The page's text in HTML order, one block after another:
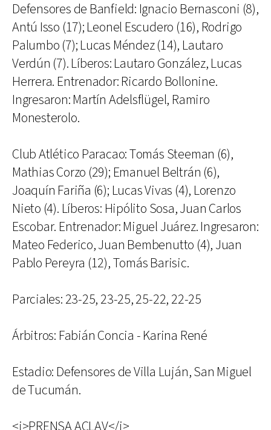
Defensores de Banfield: Ignacio Bernasconi (8),
Antú Isso (17); Leonel Escudero (16), Rodrigo
Palumbo (7); Lucas Méndez (14), Lautaro
Verdún (7). Líberos: Lautaro González, Lucas
Herrera. Entrenador: Ricardo Bollonine.
Ingresaron: Martín Adelsflügel, Ramiro
Monesterolo.
Club Atlético Paracao: Tomás Steeman (6),
Mathias Corzo (29); Emanuel Beltrán (6),
Joaquín Fariña (6); Lucas Vivas (4), Lorenzo
Nieto (4). Líberos: Hipólito Sosa, Juan Carlos
Escobar. Entrenador: Miguel Juárez. Ingresaron:
Mateo Federico, Juan Bembenutto (4), Juan
Pablo Pereyra (12), Tomás Barisic.
Parciales: 23-25, 23-25, 25-22, 22-25
Árbitros: Fabián Concia - Karina René
Estadio: Defensores de Villa Luján, San Miguel
de Tucumán.